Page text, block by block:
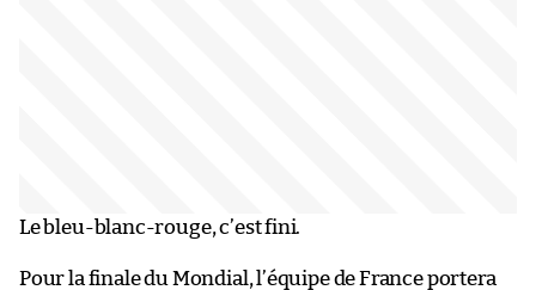
Le bleu-blanc-rouge, c’est fini.
Pour la finale du Mondial, l’équipe de France portera